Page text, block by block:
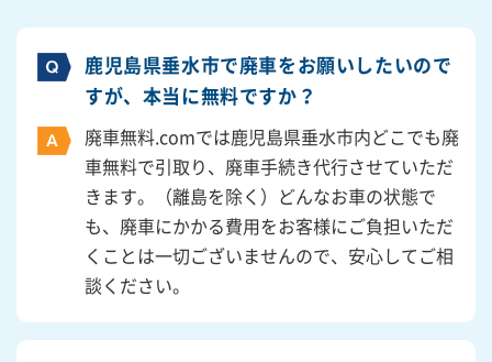
鹿児島県垂水市で廃車をお願いしたいので
すが、本当に無料ですか？
廃車無料.comでは鹿児島県垂水市内どこでも廃
車無料で引取り、廃車手続き代行させていただ
きます。（離島を除く）どんなお車の状態で
も、廃車にかかる費用をお客様にご負担いただ
くことは一切ございませんので、安心してご相
談ください。